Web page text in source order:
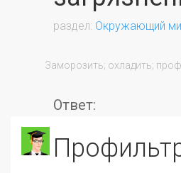
Окружающий
Ответ: